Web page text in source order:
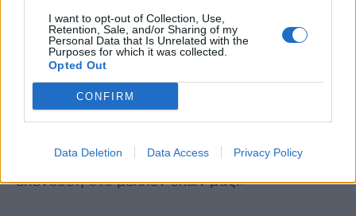
I want to opt-out of Collection, Use,
Retention, Sale, and/or Sharing of my
Personal Data that Is Unrelated with the
Purposes for which it was collected.
Opted Out
CONFIRM
Data Deletion Data Access Privacy Policy
μιας κοινωνίας που θέλει να προχωρήσει
μπροστά. Οι εταιρείες μπορούν να δώσουν
mentoring, ευκαιρίες εργασίας, στέγαση,
εκπαίδευση, δεξιότητες ζωής, καθοδήγηση,
ανθρώπινο κεφάλαιο της χώρας. Είναι
επένδυση στο μέλλον όλων μας.»